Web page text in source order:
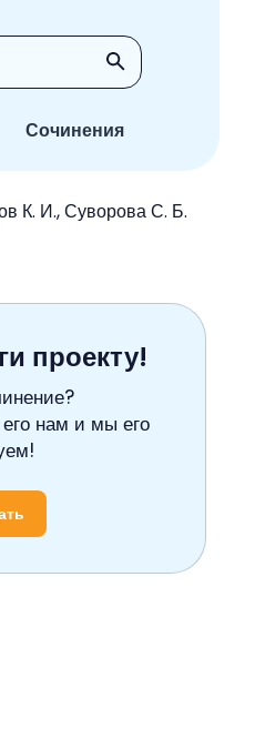
Сочинения
К. И., Суворова С. Б.
проекту!
нам и мы его